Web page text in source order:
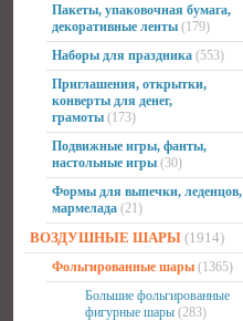
Пакеты, упаковочная бумага,
декоративные ленты (179)
Наборы для праздника (553)
Приглашения, открытки,
конверты для денег,
грамоты (173)
Подвижные игры, фанты,
настольные игры (30)
Формы для выпечки, леденцов,
мармелада (21)
ВОЗДУШНЫЕ ШАРЫ (1914)
Фольгированные шары (1365)
Большие фольгированные
фигурные шары (283)